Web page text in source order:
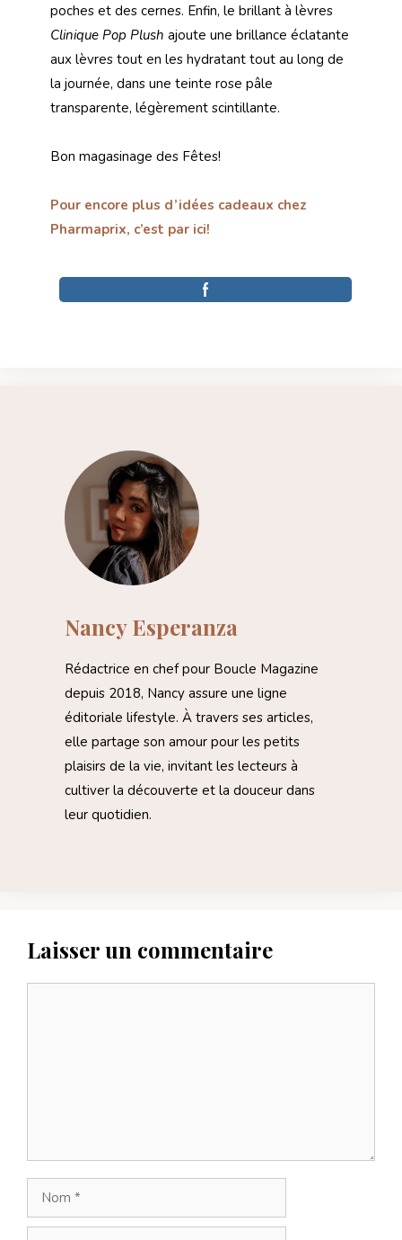
poches et des cernes. Enfin, le brillant à lèvres
Clinique Pop Plush ajoute une brillance éclatante
aux lèvres tout en les hydratant tout au long de
la journée, dans une teinte rose pâle
transparente, légèrement scintillante.
Bon magasinage des Fêtes!
Pour encore plus d’idées cadeaux chez
Pharmaprix, c’est par ici!
Nancy Esperanza
Rédactrice en chef pour Boucle Magazine
depuis 2018, Nancy assure une ligne
éditoriale lifestyle. À travers ses articles,
elle partage son amour pour les petits
plaisirs de la vie, invitant les lecteurs à
cultiver la découverte et la douceur dans
leur quotidien.
Laisser un commentaire
Nom